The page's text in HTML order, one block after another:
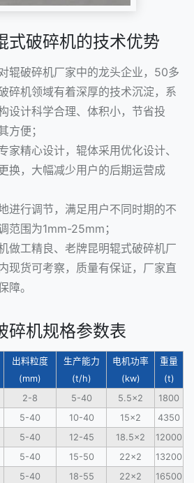
式破碎机的技术优势
辊破碎机厂家中的龙头企业，50多
碎机领域有着深厚的技术沉淀，系
设计科学合理、体积小，节省投
方便；
家精心设计，辊体采用优化设计、
换，大幅减少用户的后期运营成
进行调节，满足用户不同时期的不
范围为1mm-25mm；
做工精良、老牌昆明辊式破碎机厂
现货可考察，质量有保证，厂家直
障。
碎机规格参数表
出料粒度
(mm)
生产能力
(t/h)
电机功率
(kw)
重量
(t)
2-8 5-40 5.5×2
1800
5-40 10-40 15×2
4350
5-40 12-45 18.5×2
12000
5-40 15-50 22×2
13200
5-40 18-55 22×2
16500